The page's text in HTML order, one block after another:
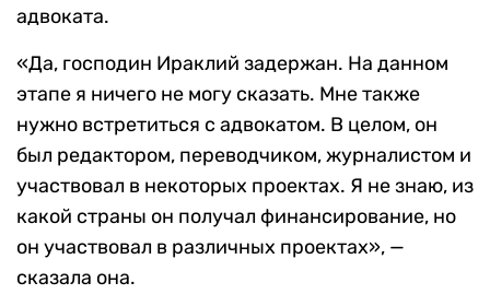
адвоката.
«Да, господин Ираклий задержан. На данном
этапе я ничего не могу сказать. Мне также
нужно встретиться с адвокатом. В целом, он
был редактором, переводчиком, журналистом и
участвовал в некоторых проектах. Я не знаю, из
какой страны он получал финансирование, но
он участвовал в различных проектах», —
сказала она.